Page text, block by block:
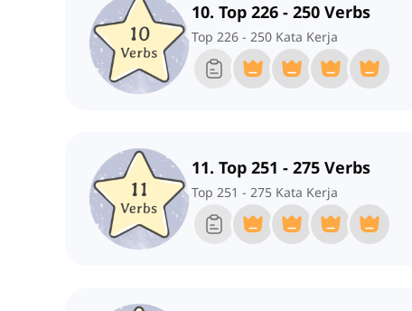
10. Top 226 - 250 Verbs
Top 226 - 250 Kata Kerja
11. Top 251 - 275 Verbs
Top 251 - 275 Kata Kerja